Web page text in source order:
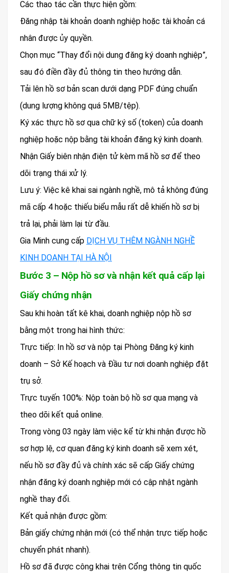
Các thao tác cần thực hiện gồm:
Đăng nhập tài khoản doanh nghiệp hoặc tài khoản cá
nhân được ủy quyền.
Chọn mục “Thay đổi nội dung đăng ký doanh nghiệp”,
sau đó điền đầy đủ thông tin theo hướng dẫn.
Tải lên hồ sơ bản scan dưới dạng PDF đúng chuẩn
(dung lượng không quá 5MB/tệp).
Ký xác thực hồ sơ qua chữ ký số (token) của doanh
nghiệp hoặc nộp bằng tài khoản đăng ký kinh doanh.
Nhận Giấy biên nhận điện tử kèm mã hồ sơ để theo
dõi trạng thái xử lý.
Lưu ý: Việc kê khai sai ngành nghề, mô tả không đúng
mã cấp 4 hoặc thiếu biểu mẫu rất dễ khiến hồ sơ bị
trả lại, phải làm lại từ đầu.
Gia Minh cung cấp DỊCH VỤ THÊM NGÀNH NGHỀ
KINH DOANH TẠI HÀ NỘI
Bước 3 – Nộp hồ sơ và nhận kết quả cấp lại
Giấy chứng nhận
Sau khi hoàn tất kê khai, doanh nghiệp nộp hồ sơ
bằng một trong hai hình thức:
Trực tiếp: In hồ sơ và nộp tại Phòng Đăng ký kinh
doanh – Sở Kế hoạch và Đầu tư nơi doanh nghiệp đặt
trụ sở.
Trực tuyến 100%: Nộp toàn bộ hồ sơ qua mạng và
theo dõi kết quả online.
Trong vòng 03 ngày làm việc kể từ khi nhận được hồ
sơ hợp lệ, cơ quan đăng ký kinh doanh sẽ xem xét,
nếu hồ sơ đầy đủ và chính xác sẽ cấp Giấy chứng
nhận đăng ký doanh nghiệp mới có cập nhật ngành
nghề thay đổi.
Kết quả nhận được gồm:
Bản giấy chứng nhận mới (có thể nhận trực tiếp hoặc
chuyển phát nhanh).
Hồ sơ đã được công khai trên Cổng thông tin quốc